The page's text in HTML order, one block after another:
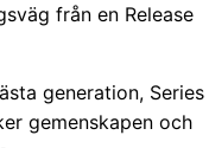
från en Release
generation, Series
gemenskapen och